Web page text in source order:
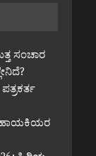
ಸಂಚಾರ